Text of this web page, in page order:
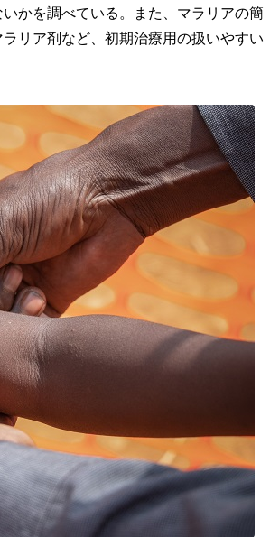
かを調べている。また、マラリアの簡
リア剤など、初期治療用の扱いやすい